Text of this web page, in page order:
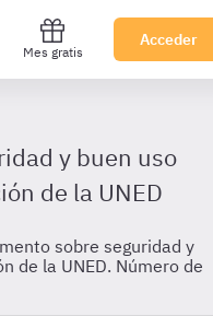
Mes gratis
Acceder
y buen uso
de la UNED
sobre seguridad y
de la UNED. Número de